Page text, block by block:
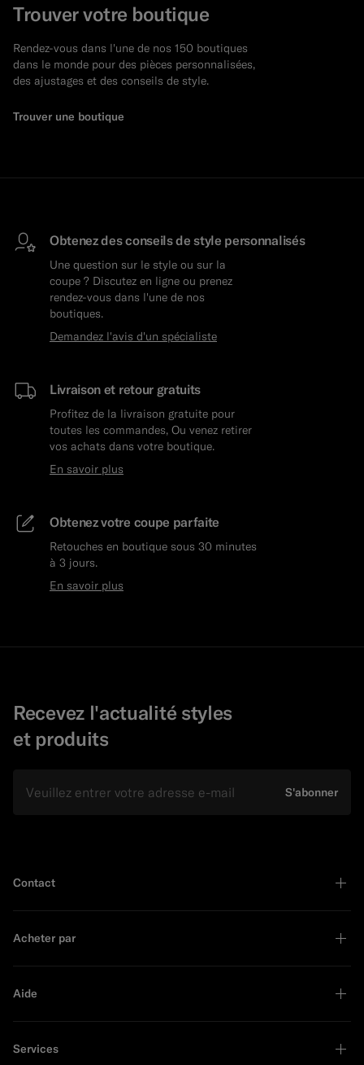
Trouver votre boutique
Rendez-vous dans l'une de nos 150 boutiques
dans le monde pour des pièces personnalisées,
des ajustages et des conseils de style.
Trouver une boutique
Obtenez des conseils de style personnalisés
Une question sur le style ou sur la
coupe ? Discutez en ligne ou prenez
rendez-vous dans l'une de nos
boutiques.
Demandez l'avis d'un spécialiste
Livraison et retour gratuits
Profitez de la livraison gratuite pour
toutes les commandes, Ou venez retirer
vos achats dans votre boutique.
En savoir plus
Obtenez votre coupe parfaite
Retouches en boutique sous 30 minutes
à 3 jours.
En savoir plus
Recevez l'actualité styles
et produits
S'abonner
Contact
Acheter par
Aide
Services